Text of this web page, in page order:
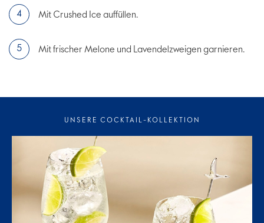
Mit Crushed Ice auffüllen.
Mit frischer Melone und Lavendelzweigen garnieren.
UNSERE COCKTAIL-KOLLEKTION